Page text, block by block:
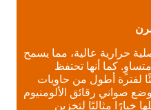
حرارية عالية، مما يسمح
كما أنها تحتفظ
لفترة أطول من حاويات
صواني رقائق الألومنيوم
خيارًا مثاليًا لتخزين